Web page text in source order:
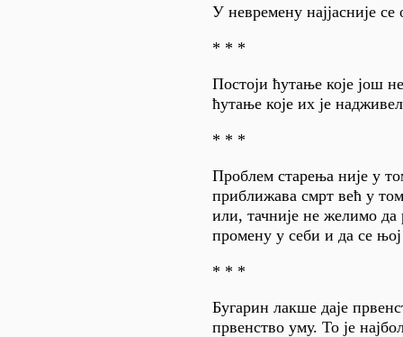
У невремену најјасније се
* * *
Постоји ћутање које још
ћутање које их је
* * *
Проблем старења није у
приближава смрт већ у
или, тачније не желимо да
промену у себи и да се
* * *
Бугарин лакше даје
првенство уму. То је